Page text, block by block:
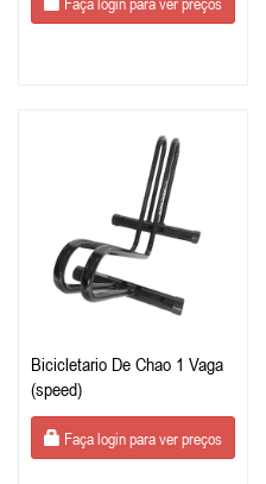
Bicicletario De Chao 1 Vaga
(speed)
Faça login para ver preços